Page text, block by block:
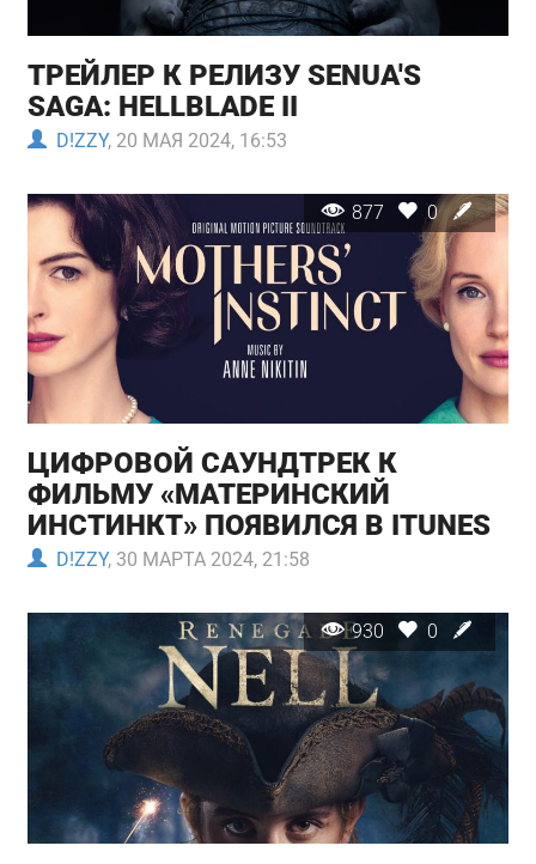
ТРЕЙЛЕР К РЕЛИЗУ SENUA'S
SAGA: HELLBLADE II
D!ZZY, 20 МАЯ 2024, 16:53
877 0
ЦИФРОВОЙ САУНДТРЕК К
ФИЛЬМУ «МАТЕРИНСКИЙ
ИНСТИНКТ» ПОЯВИЛСЯ В ITUNES
D!ZZY, 30 МАРТА 2024, 21:58
930 0